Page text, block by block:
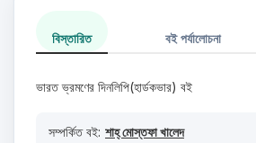
বিস্তারিত বই পর্যালোচনা
ভারত ভ্রমণের দিনলিপি(হার্ডকভার) বই
সম্পর্কিত বই: শাহ্‌ মোস্তফা খালেদ